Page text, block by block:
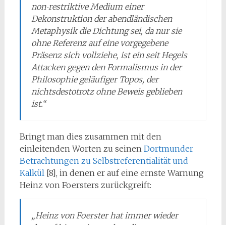
non‑restriktive Medium einer
Dekonstruktion der abendländischen
Metaphysik die Dichtung sei, da nur sie
ohne Referenz auf eine vorgegebene
Präsenz sich voll­ziehe, ist ein seit Hegels
Attacken gegen den Formalismus in der
Philosophie ge­läufiger Topos, der
nichtsdestotrotz ohne Beweis geblieben
ist.“
Bringt man dies zusammen mit den
einleitenden Worten zu seinen Dortmunder
Betrachtungen zu Selbstreferentialität und
Kalkül [8], in denen er auf eine ernste Warnung
Heinz von Foersters zurückgreift:
„Heinz von Foerster hat immer wieder